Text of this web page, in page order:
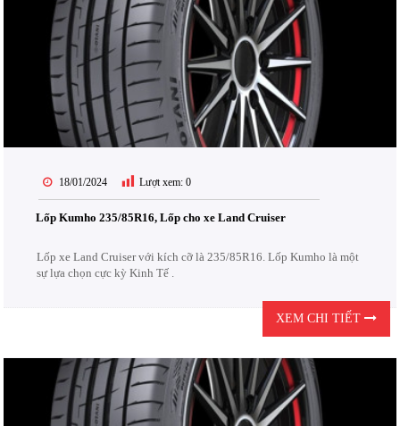
18/01/2024 Lượt xem: 0
Lốp Kumho 235/85R16, Lốp cho xe Land Cruiser
Lốp xe Land Cruiser với kích cỡ là 235/85R16. Lốp Kumho là một
sự lựa chọn cực kỳ Kinh Tế .
XEM CHI TIẾT